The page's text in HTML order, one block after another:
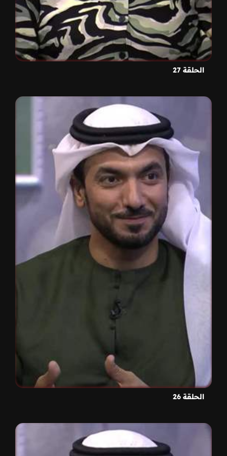
الحلقة 27
الحلقة 26